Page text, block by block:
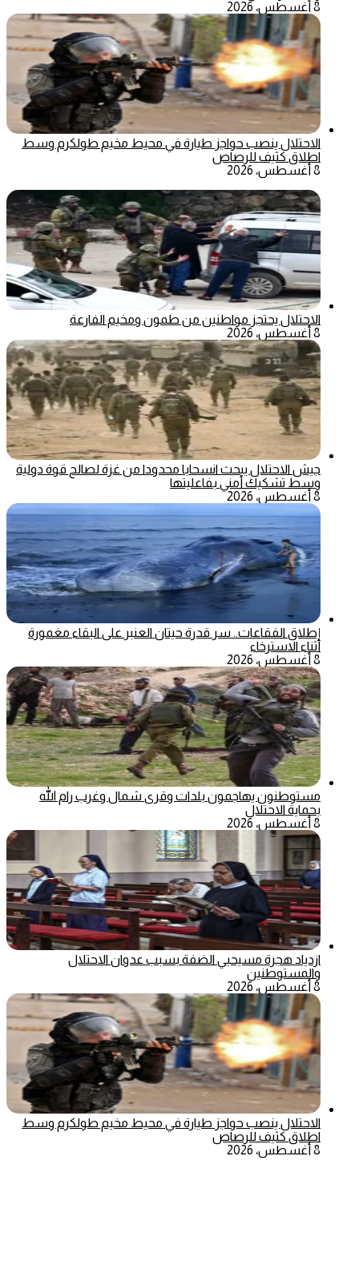
8 أغسطس، 2026
الاحتلال ينصب حواجز طيارة في محيط مخيم طولكرم وسط
اطلاق كثيف للرصاص
8 أغسطس، 2026
الاحتلال يحتجز مواطنين من طمون ومخيم الفارعة
8 أغسطس، 2026
جيش الاحتلال يبحث انسحابا محدودا من غزة لصالح قوة دولية
وسط تشكيك أمني بفاعليتها
8 أغسطس، 2026
إطلاق الفقاعات.. سر قدرة حيتان العنبر على البقاء مغمورة
أثناء الاسترخاء
8 أغسطس، 2026
مستوطنون يهاجمون بلدات وقرى شمال وغرب رام الله
بحماية الاحتلال
8 أغسطس، 2026
ازدياد هجرة مسيحيي الضفة بسبب عدوان الاحتلال
والمستوطنين
8 أغسطس، 2026
الاحتلال ينصب حواجز طيارة في محيط مخيم طولكرم وسط
اطلاق كثيف للرصاص
8 أغسطس، 2026